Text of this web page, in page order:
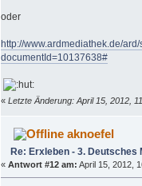
oder
http://www.ardmediathek.de/
documentId=10137638#
« Letzte Änderung: April 15, 2012,
aknoefel
Re: Erxleben - 3. Deutsches
« Antwort #12 am: April 15, 2012,